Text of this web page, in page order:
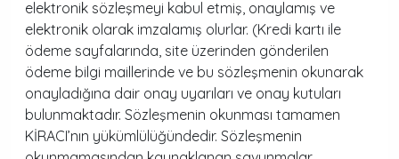
elektronik sözleşmeyi kabul etmiş, onaylamış ve
elektronik olarak imzalamış olurlar. (Kredi kartı ile
ödeme sayfalarında, site üzerinden gönderilen
ödeme bilgi maillerinde ve bu sözleşmenin okunarak
onayladığına dair onay uyarıları ve onay kutuları
bulunmaktadır. Sözleşmenin okunması tamamen
KİRACI’nın yükümlülüğündedir. Sözleşmenin